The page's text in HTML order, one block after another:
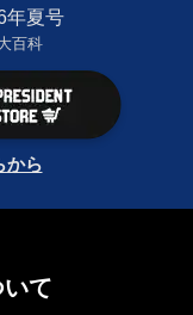
年夏号
百科
から
て